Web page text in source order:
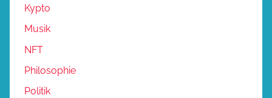
Kypto
Musik
NFT
Philosophie
Politik